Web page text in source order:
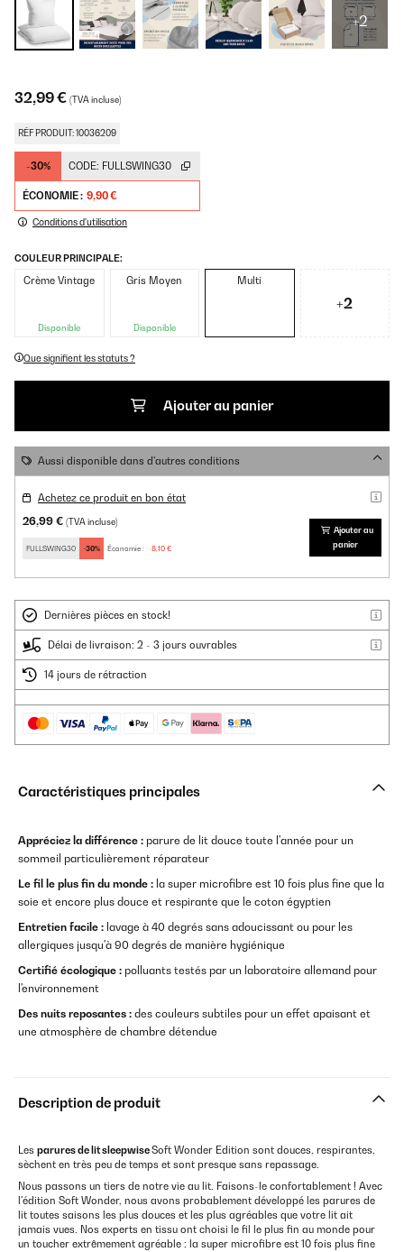
+2
32,99 € (TVA incluse)
RÉF PRODUIT: 10036209
-30% CODE: FULLSWING30
ÉCONOMIE : 9,90 €
Conditions d'utilisation
COULEUR PRINCIPALE:
Crème Vintage
Disponible
Gris Moyen
Disponible
Multi
+2
Que signifient les statuts ?
Ajouter au panier
Aussi disponible dans d'autres conditions
Achetez ce produit en bon état
26,99 € (TVA incluse)
FULLSWING30 -30% Économie : 8,10 €
Ajouter au
panier
Dernières pièces en stock!
Délai de livraison: 2 - 3 jours ouvrables
14 jours de rétraction
Caractéristiques principales
Appréciez la différence : parure de lit douce toute l'année pour un
sommeil particulièrement réparateur
Le fil le plus fin du monde : la super microfibre est 10 fois plus fine que la
soie et encore plus douce et respirante que le coton égyptien
Entretien facile : lavage à 40 degrés sans adoucissant ou pour les
allergiques jusqu'à 90 degrés de manière hygiénique
Certifié écologique : polluants testés par un laboratoire allemand pour
l'environnement
Des nuits reposantes : des couleurs subtiles pour un effet apaisant et
une atmosphère de chambre détendue
Description de produit
Les parures de lit sleepwiseSoft Wonder Edition sont douces, respirantes,
sèchent en très peu de temps et sont presque sans repassage.
Nous passons un tiers de notre vie au lit. Faisons-le confortablement ! Avec
l'édition Soft Wonder, nous avons probablement développé les parures de
lit toutes saisons les plus douces et les plus agréables que votre lit ait
jamais vues. Nos experts en tissu ont choisi le fil le plus fin au monde pour
un toucher extrêmement agréable : la super microfibre est 10 fois plus fine